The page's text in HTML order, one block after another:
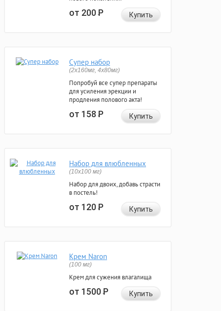
от 200Р Купить
Супер набор
(2х160мг, 4х80мг)
Попробуй все супер препараты
для усиления эрекции и
продления полового акта!
от 158Р Купить
Набор для влюбленных
(10х100 мг)
Набор для двоих, добавь страсти
в постель!
от 120Р Купить
Крем Naron
(100 мг)
Крем для сужения влагалища
от 1500Р Купить